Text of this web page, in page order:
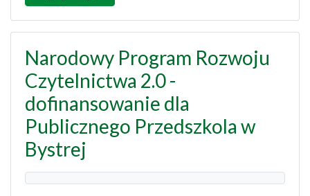
Narodowy Program Rozwoju
Czytelnictwa 2.0 -
dofinansowanie dla
Publicznego Przedszkola w
Bystrej